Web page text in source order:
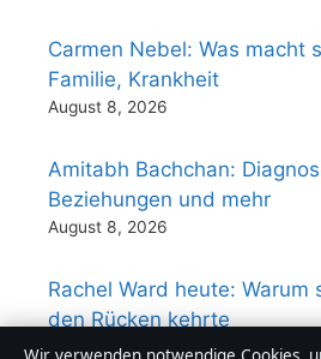
Carmen Nebel: Was macht
Familie, Krankheit
August 8, 2026
Amitabh Bachchan:
Beziehungen und mehr
August 8, 2026
Rachel Ward heute: Warum
den Rücken kehrte
August 8, 2026